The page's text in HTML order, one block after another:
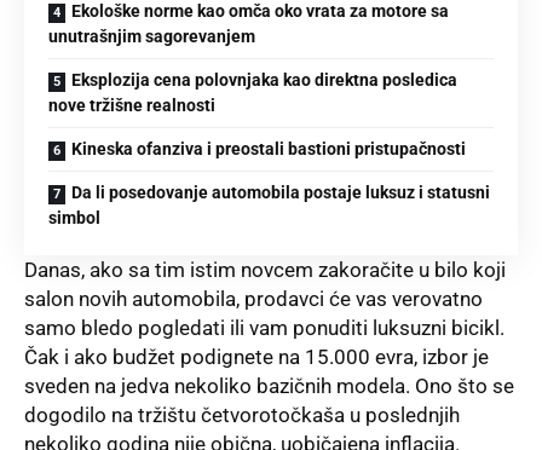
Ekološke norme kao omča oko vrata za motore sa
unutrašnjim sagorevanjem
Eksplozija cena polovnjaka kao direktna posledica
nove tržišne realnosti
Kineska ofanziva i preostali bastioni pristupačnosti
Da li posedovanje automobila postaje luksuz i statusni
simbol
Danas, ako sa tim istim novcem zakoračite u bilo koji
salon novih automobila, prodavci će vas verovatno
samo bledo pogledati ili vam ponuditi luksuzni bicikl.
Čak i ako budžet podignete na 15.000 evra, izbor je
sveden na jedva nekoliko bazičnih modela. Ono što se
dogodilo na tržištu četvorotočkaša u poslednjih
nekoliko godina nije obična, uobičajena inflacija.